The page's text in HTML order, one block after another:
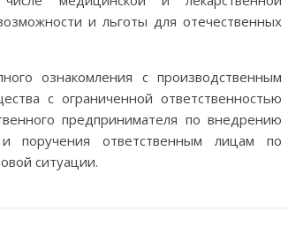
и льготы для отечественных
ознакомления с производственным
с ограниченной ответственностью
предпринимателя по внедрению
поручения ответственным лицам по
ситуации.